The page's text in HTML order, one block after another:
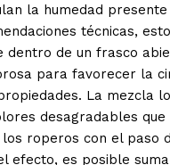
la humedad
técnicas,
dentro de un frasco
para favorecer la
La mezcla
desagradables que
roperos con el paso
efecto, es posible